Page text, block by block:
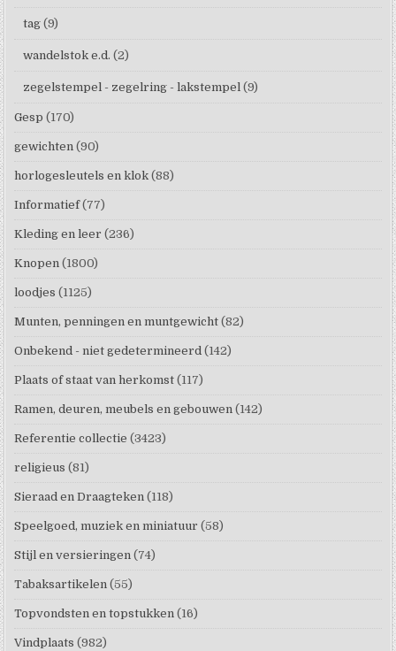
tag (9)
wandelstok e.d. (2)
zegelstempel - zegelring - lakstempel (9)
Gesp (170)
gewichten (90)
horlogesleutels en klok (88)
Informatief (77)
Kleding en leer (236)
Knopen (1800)
loodjes (1125)
Munten, penningen en muntgewicht (82)
Onbekend - niet gedetermineerd (142)
Plaats of staat van herkomst (117)
Ramen, deuren, meubels en gebouwen (142)
Referentie collectie (3423)
religieus (81)
Sieraad en Draagteken (118)
Speelgoed, muziek en miniatuur (58)
Stijl en versieringen (74)
Tabaksartikelen (55)
Topvondsten en topstukken (16)
Vindplaats (982)